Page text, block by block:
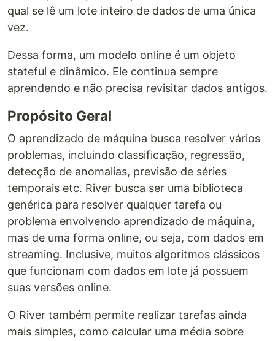
qual se lê um lote inteiro de dados de uma única
vez.
Dessa forma, um modelo online é um objeto
stateful e dinâmico. Ele continua sempre
aprendendo e não precisa revisitar dados antigos.
Propósito Geral
O aprendizado de máquina busca resolver vários
problemas, incluindo classificação, regressão,
detecção de anomalias, previsão de séries
temporais etc. River busca ser uma biblioteca
genérica para resolver qualquer tarefa ou
problema envolvendo aprendizado de máquina,
mas de uma forma online, ou seja, com dados em
streaming. Inclusive, muitos algoritmos clássicos
que funcionam com dados em lote já possuem
suas versões online.
O River também permite realizar tarefas ainda
mais simples, como calcular uma média sobre